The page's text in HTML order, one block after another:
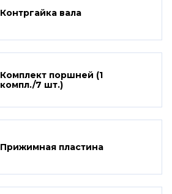
Контргайка вала
Комплект поршней (1
компл./7 шт.)
Прижимная пластина